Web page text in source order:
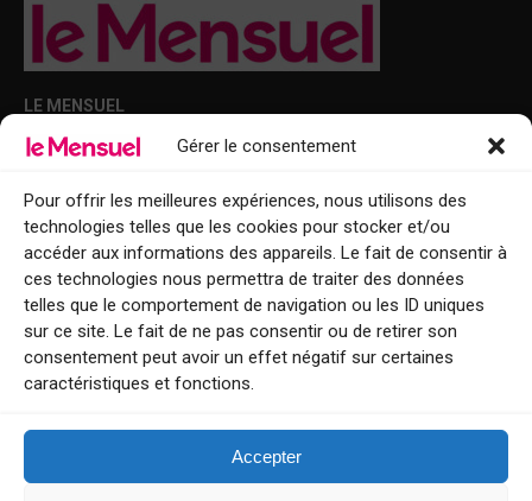
Gérer le consentement
Pour offrir les meilleures expériences, nous utilisons des
technologies telles que les cookies pour stocker et/ou
accéder aux informations des appareils. Le fait de consentir à
ces technologies nous permettra de traiter des données
telles que le comportement de navigation ou les ID uniques
sur ce site. Le fait de ne pas consentir ou de retirer son
consentement peut avoir un effet négatif sur certaines
caractéristiques et fonctions.
Accepter
LE MENSUEL
Points de diffusion Var et Alpes-Maritimes : oû trouver Le Mensuel ?
Le Mensuel en PDF : consultez le magazine en ligne
Qui sommes-nous ?
BFM Top Sorties
EVENT
Tourisme week-end : envie de vous évader le temps d’un week-end ou
Explorez nos bonnes adresses
Contact